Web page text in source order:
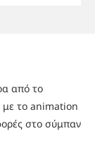
από το
με το animation
στο σύμπαν